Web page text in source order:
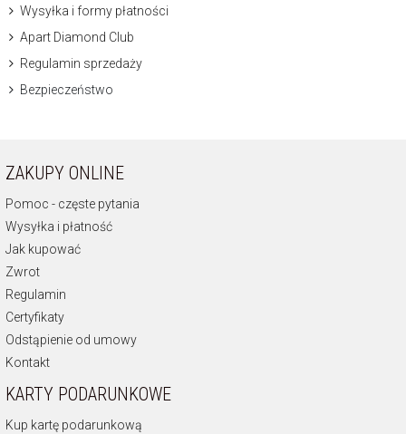
Wysyłka i formy płatności
Apart Diamond Club
Regulamin sprzedaży
Bezpieczeństwo
ZAKUPY ONLINE
Pomoc - częste pytania
Wysyłka i płatność
Jak kupować
Zwrot
Regulamin
Certyfikaty
Odstąpienie od umowy
Kontakt
KARTY PODARUNKOWE
Kup kartę podarunkową